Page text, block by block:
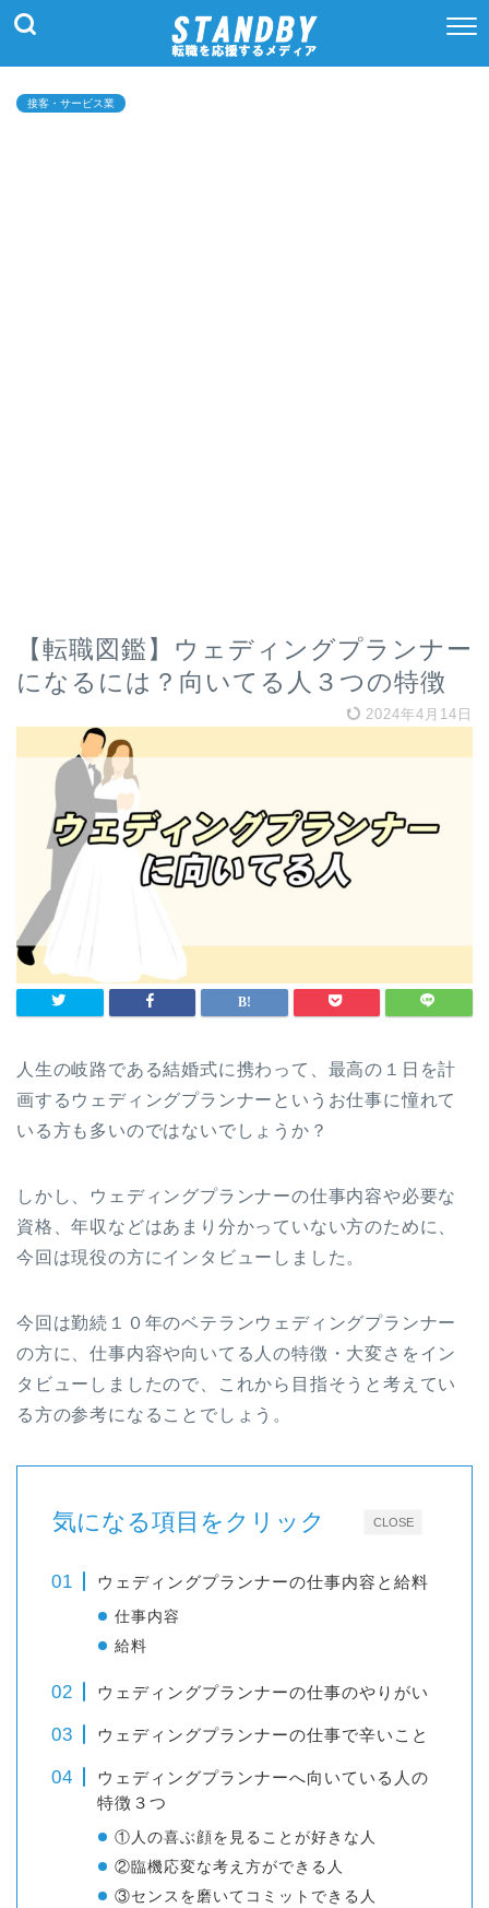
接客・サービス業
【転職図鑑】ウェディングプランナー
になるには？向いてる人３つの特徴
2024年4月14日
人生の岐路である結婚式に携わって、最高の１日を計
画するウェディングプランナーというお仕事に憧れて
いる方も多いのではないでしょうか？
しかし、ウェディングプランナーの仕事内容や必要な
資格、年収などはあまり分かっていない方のために、
今回は現役の方にインタビューしました。
今回は勤続１０年のベテランウェディングプランナー
の方に、仕事内容や向いてる人の特徴・大変さをイン
タビューしましたので、これから目指そうと考えてい
る方の参考になることでしょう。
CLOSE
気になる項目をクリック
ウェディングプランナーの仕事内容と給料
仕事内容
給料
ウェディングプランナーの仕事のやりがい
ウェディングプランナーの仕事で辛いこと
ウェディングプランナーへ向いている人の
特徴３つ
①人の喜ぶ顔を見ることが好きな人
②臨機応変な考え方ができる人
③センスを磨いてコミットできる人